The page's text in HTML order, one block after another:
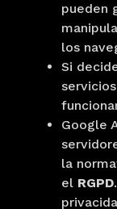
pueden
los
Si
Google
la
el RGPD